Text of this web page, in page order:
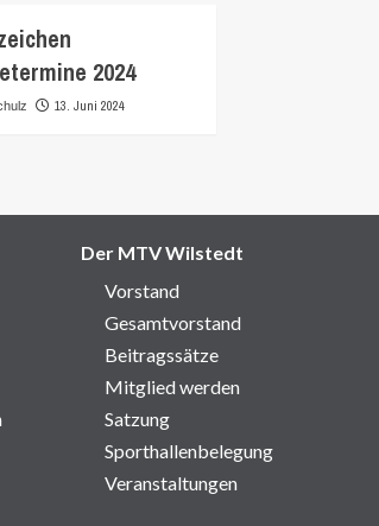
2024
13. Juni 2024
Der MTV Wilstedt
Vorstand
Gesamtvorstand
Beitragssätze
Mitglied werden
Satzung
Sporthallenbelegung
Veranstaltungen